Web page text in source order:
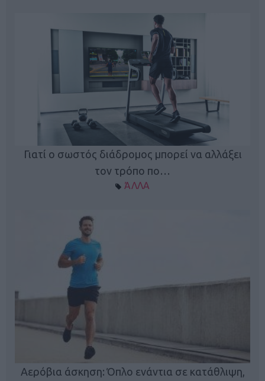
Γιατί ο σωστός διάδρομος μπορεί να αλλάξει
τον τρόπο πο…
ΆΛΛΑ
Αερόβια άσκηση: Όπλο ενάντια σε κατάθλιψη,